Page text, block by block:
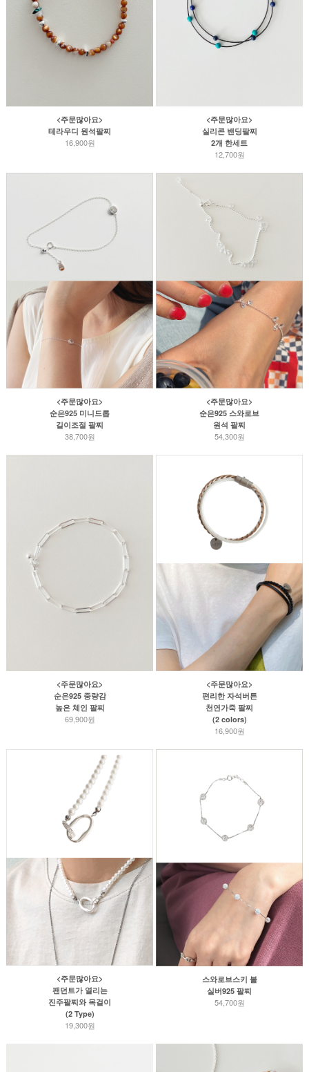
<주문많아요>
테라우디 원석팔찌
16,900원
<주문많아요>
실리콘 밴딩팔찌
2개 한세트
12,700원
<주문많아요>
순은925 미니드롭
길이조절 팔찌
38,700원
<주문많아요>
순은925 스와로브
원석 팔찌
54,300원
<주문많아요>
순은925 중량감
높은 체인 팔찌
69,900원
<주문많아요>
편리한 자석버튼
천연가죽 팔찌
(2 colors)
16,900원
<주문많아요>
팬던트가 열리는
진주팔찌와 목걸이
(2 Type)
19,300원
스와로브스키 볼
실버925 팔찌
54,700원